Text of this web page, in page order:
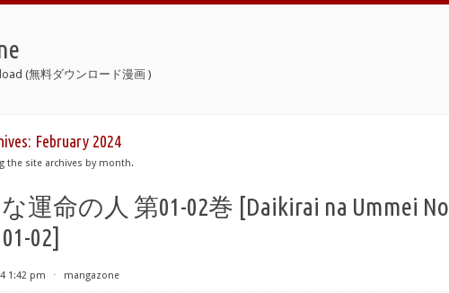
(無料ダウンロード漫画 )
February 2024
the site archives by month.
運命の人 第01-02巻 [Daikirai na Ummei No
02]
1:42 pm ⋅ mangazone